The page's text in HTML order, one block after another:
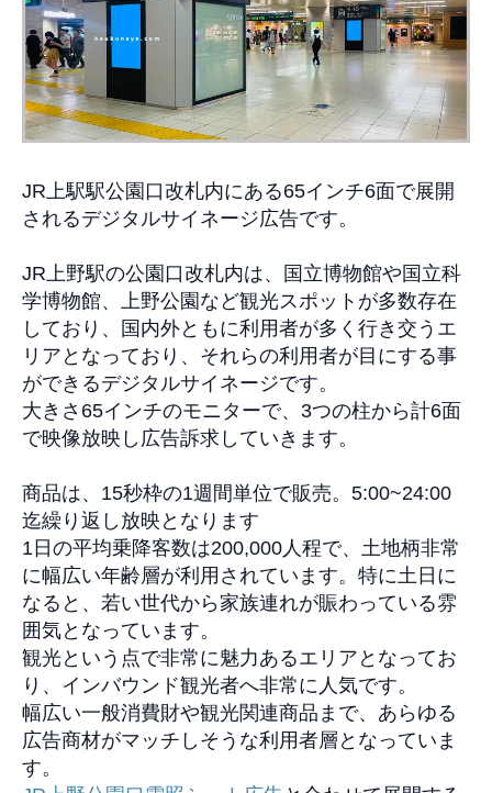
JR 上駅駅公園口改札内にある65インチ6面で展開
されるデジタルサイネージ広告です。
JR 上野駅の公園口改札内は、国立博物館や国立科
学博物館、上野公園など観光スポットが多数存在
しており、国内外ともに利用者が多く行き交うエ
リアとなっており、それらの利用者が目にする事
ができるデジタルサイネージです。
大きさ 65インチのモニターで、 3つの柱から計6面
で映像放映し広告訴求していきます。
商品は、 15秒枠の1週間単位で販売。 5:00~24:00
迄繰り返し放映となります
1 日の平均乗降客数は200,000 人程で、土地柄非常
に幅広い年齢層が利用されています。特に土日に
なると、若い世代から家族連れが賑わっている雰
囲気となっています。
観光という点で非常に魅力あるエリアとなってお
り、インバウンド観光者へ非常に人気です。
幅広い一般消費財や観光関連商品まで、あらゆる
広告商材がマッチしそうな利用者層となっていま
す。